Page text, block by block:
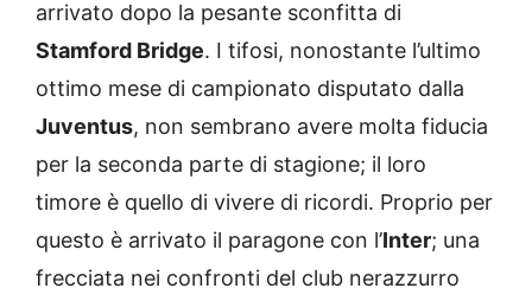
arrivato dopo la pesante sconfitta di
Stamford Bridge. I tifosi, nonostante l’ultimo
ottimo mese di campionato disputato dalla
Juventus, non sembrano avere molta fiducia
per la seconda parte di stagione; il loro
timore è quello di vivere di ricordi. Proprio per
questo è arrivato il paragone con l’Inter; una
frecciata nei confronti del club nerazzurro